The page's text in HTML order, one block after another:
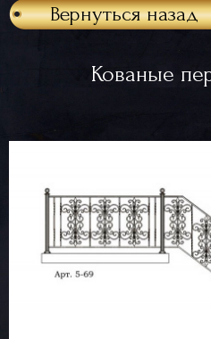
Вернуться назад
Кованые